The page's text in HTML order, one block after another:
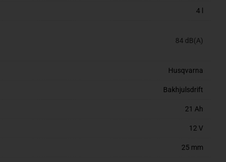
4 l
84 dB(A)
Husqvarna
Bakhjulsdrift
21 Ah
12 V
25 mm